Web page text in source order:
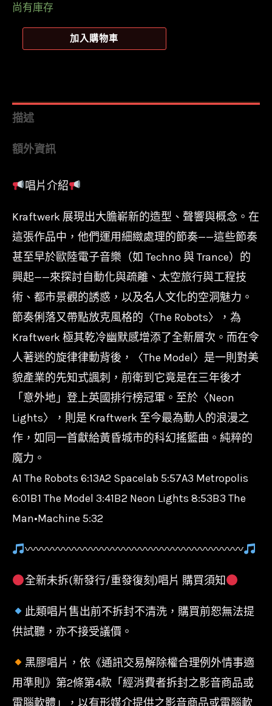
尚有庫存
透
彩
電
站
樂
團
Kraftwerk
-
The
Man•Machine/180g
數
量
加入購物車
描述
額外資訊
唱片介紹
Kraftwerk 展現出大膽嶄新的造型、聲響與概念。在
這張作品中，他們運用細緻處理的節奏——這些節奏
甚至早於歐陸電子音樂（如 Techno 與 Trance）的
興起——來探討自動化與疏離、太空旅行與工程技
術、都市景觀的誘惑，以及名人文化的空洞魅力。
節奏俐落又帶點放克風格的〈The Robots〉，為
Kraftwerk 極其乾冷幽默感增添了全新層次。而在令
人著迷的旋律律動背後，〈The Model〉是一則對美
貌產業的先知式諷刺，前衛到它竟是在三年後才
「意外地」登上英國排行榜冠軍。至於〈Neon
Lights〉，則是 Kraftwerk 至今最為動人的浪漫之
作，如同一首獻給黃昏城市的科幻搖籃曲。純粹的
魔力。
A1 The Robots 6:13A2 Spacelab 5:57A3 Metropolis
6:01B1 The Model 3:41B2 Neon Lights 8:53B3 The
Man•Machine 5:32
〰〰〰〰〰〰〰〰〰〰〰〰〰〰〰〰〰〰〰〰
全新未拆(新發行/重發復刻)唱片 購買須知
此類唱片售出前不拆封不清洗，購買前恕無法提
供試聽，亦不接受議價。
黑膠唱片，依《通訊交易解除權合理例外情事適
用準則》第2條第4款「經消費者拆封之影音商品或
電腦軟體」，以有形媒介提供之影音商品或電腦軟